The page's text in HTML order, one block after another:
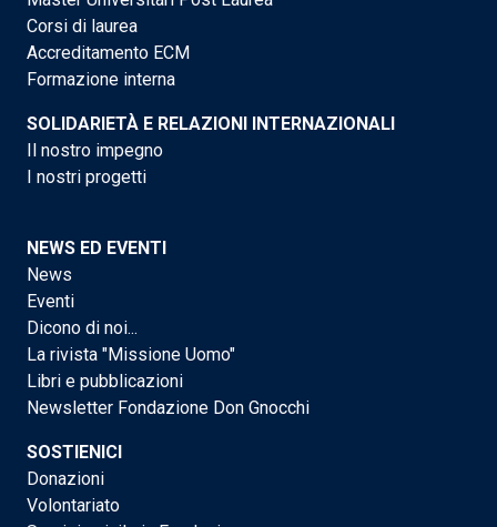
Corsi di laurea
Accreditamento ECM
Formazione interna
SOLIDARIETÀ E RELAZIONI INTERNAZIONALI
Il nostro impegno
I nostri progetti
NEWS ED EVENTI
News
Eventi
Dicono di noi...
La rivista "Missione Uomo"
Libri e pubblicazioni
Newsletter Fondazione Don Gnocchi
SOSTIENICI
Donazioni
Volontariato